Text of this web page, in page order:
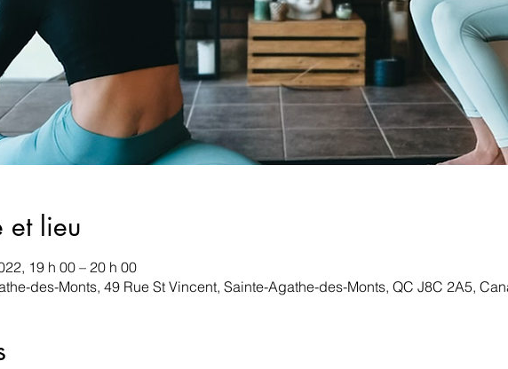
et lieu
19 h 00 – 20 h 00
des-Monts, 49 Rue St Vincent, Sainte-Agathe-des-Monts, QC J8C 2A5,